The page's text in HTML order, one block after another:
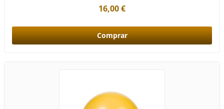
16,00 €